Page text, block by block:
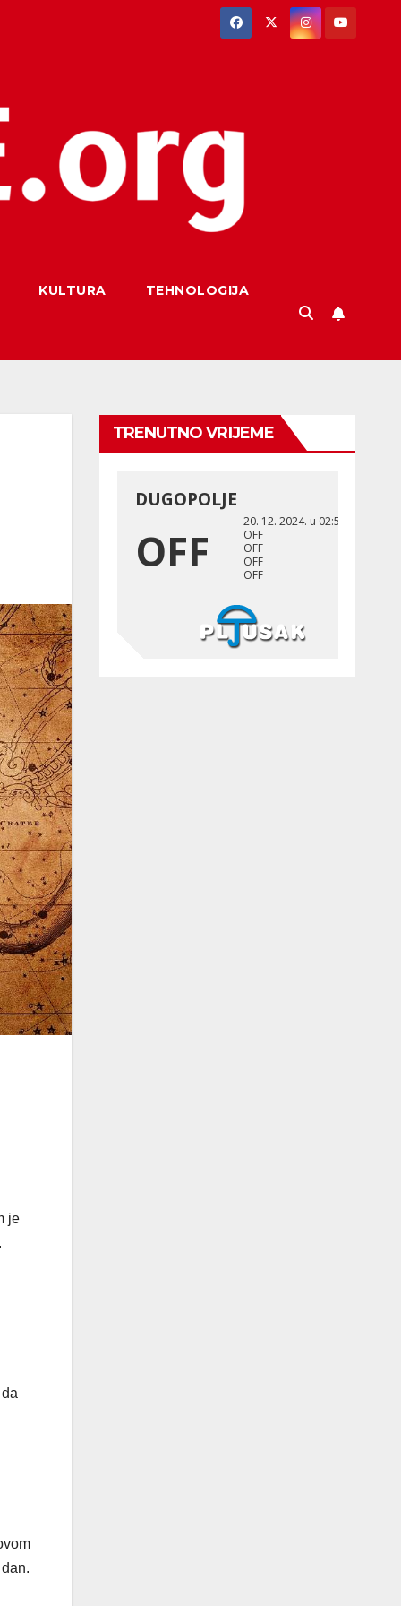
KULTURA TEHNOLOGIJA
je
TRENUTNO VRIJEME